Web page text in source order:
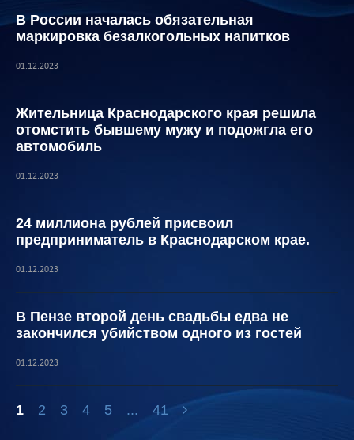
В России началась обязательная
маркировка безалкогольных напитков
01.12.2023
Жительница Краснодарского края решила
отомстить бывшему мужу и подожгла его
автомобиль
01.12.2023
24 миллиона рублей присвоил
предприниматель в Краснодарском крае.
01.12.2023
В Пензе второй день свадьбы едва не
закончился убийством одного из гостей
01.12.2023
1 2 3 4 5 ... 41